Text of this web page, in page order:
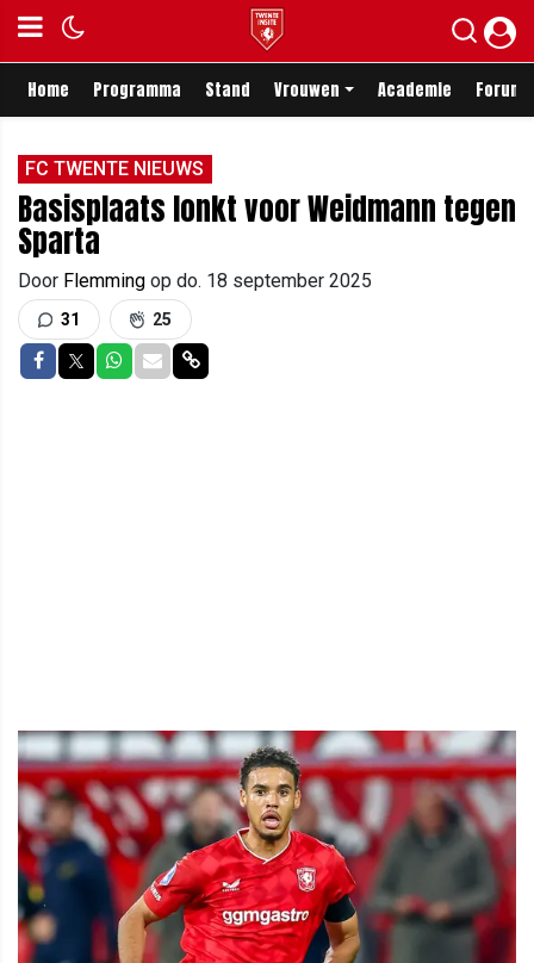
Home Programma Stand Vrouwen Academie Forum
FC TWENTE NIEUWS
Basisplaats lonkt voor Weidmann tegen
Sparta
Door Flemming op do. 18 september 2025
31 25
Delen op Facebook
Delen op Twitter
Delen op Whatsapp
Delen via Mail
Delen via link